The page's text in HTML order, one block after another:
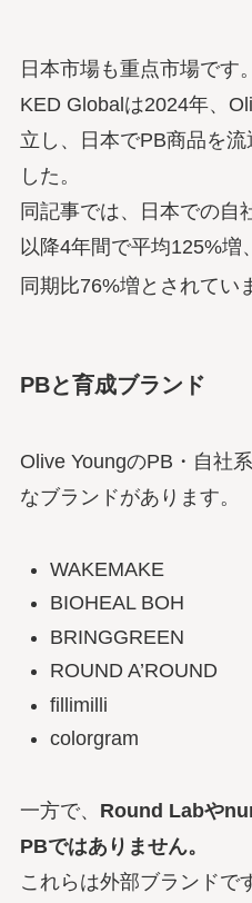
日本市場も重点市場です。
KED Globalは2024年、
立し、日本でPB商品を
した。
同記事では、日本での自
以降4年間で平均125%
同期比76%増とされてい
PBと育成ブランド
Olive YoungのPB・自社
なブランドがあります。
WAKEMAKE
BIOHEAL BOH
BRINGGREEN
ROUND A’ROUND
fillimilli
colorgram
一方で、 Round Labや
PBではありません。
これらは外部ブランドで